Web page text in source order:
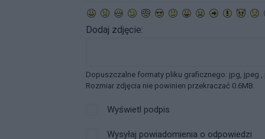
Dodaj zdjęcie:
Dopuszczalne formaty pliku graficznego: jpg, jpeg ,
Rozmiar zdjęcia nie powinien przekraczać 0.6MB.
Wyświetl podpis
Wysyłaj powiadomienia o odpowiedzi